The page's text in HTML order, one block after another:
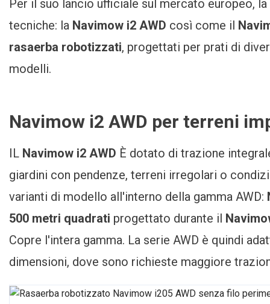
Per il suo lancio ufficiale sul mercato europeo,
tecniche: la Navimow i2 AWD così come il
rasaerba robotizzati, progettati per prati di
modelli.
Navimow i2 AWD per terreni
IL Navimow i2 AWD È dotato di trazione
giardini con pendenze, terreni irregolari o
varianti di modello all'interno della gamma AWD:
500 metri quadrati progettato durante il
Copre l'intera gamma. La serie AWD è quindi
dimensioni, dove sono richieste maggiore